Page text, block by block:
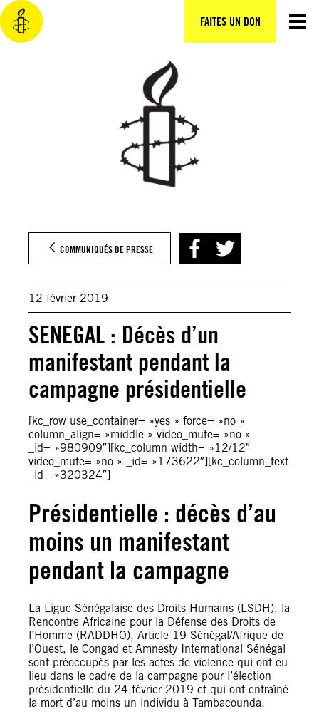
FAITES UN DON
Aller
au
contenu
COMMUNIQUÉS DE PRESSE
12 février 2019
SENEGAL : Décès d’un
manifestant pendant la
campagne présidentielle
[kc_row use_container= »yes » force= »no »
column_align= »middle » video_mute= »no »
_id= »980909″][kc_column width= »12/12″
video_mute= »no » _id= »173622″][kc_column_text
_id= »320324″]
Présidentielle : décès d’au
moins un manifestant
pendant la campagne
La Ligue Sénégalaise des Droits Humains (LSDH), la
Rencontre Africaine pour la Défense des Droits de
l’Homme (RADDHO), Article 19 Sénégal/Afrique de
l’Ouest, le Congad et Amnesty International Sénégal
sont préoccupés par les actes de violence qui ont eu
lieu dans le cadre de la campagne pour l’élection
présidentielle du 24 février 2019 et qui ont entraîné
la mort d’au moins un individu à Tambacounda.